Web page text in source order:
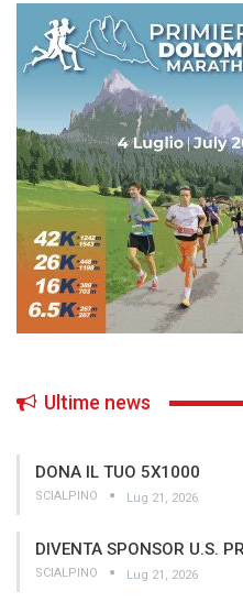
Ultime news
DONA IL TUO 5X1000
SCIALPINO Lug 21, 2026
DIVENTA SPONSOR U.S.
SCIALPINO Lug 21, 2026